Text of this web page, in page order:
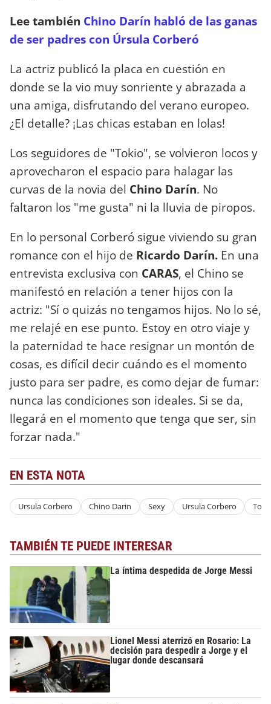
Lee también Chino Darín habló de las ganas
de ser padres con Úrsula Corberó
La actriz publicó la placa en cuestión en
donde se la vio muy sonriente y abrazada a
una amiga, disfrutando del verano europeo.
¿El detalle? ¡Las chicas estaban en lolas!
Los seguidores de "Tokio", se volvieron locos y
aprovecharon el espacio para halagar las
curvas de la novia del Chino Darín. No
faltaron los "me gusta" ni la lluvia de piropos.
En lo personal Corberó sigue viviendo su gran
romance con el hijo de Ricardo Darín. En una
entrevista exclusiva con CARAS, el Chino se
manifestó en relación a tener hijos con la
actriz: "Sí o quizás no tengamos hijos. No lo sé,
me relajé en ese punto. Estoy en otro viaje y
la paternidad te hace resignar un montón de
cosas, es difícil decir cuándo es el momento
justo para ser padre, es como dejar de fumar:
nunca las condiciones son ideales. Si se da,
llegará en el momento que tenga que ser, sin
forzar nada."
EN ESTA NOTA
Ursula Corbero Chino Darin Sexy Ursula Corbero
TAMBIÉN TE PUEDE INTERESAR
La íntima despedida de Jorge Messi
Lionel Messi aterrizó en Rosario: La
decisión para despedir a Jorge y el
lugar donde descansará